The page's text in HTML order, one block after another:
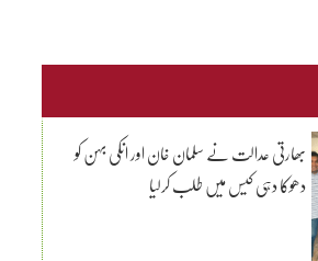
بھارتی عدالت نے سلمان خان اور انکی بہن کو
دھوکا دہی کیس میں طلب کرلیا